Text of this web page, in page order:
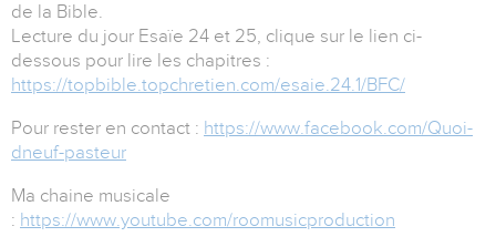
de la Bible.
Lecture du jour Esaïe 24 et 25, clique sur le lien ci-
dessous pour lire les chapitres :
https://topbible.topchretien.com/esaie.24.1/BFC/
Pour rester en contact : https://www.facebook.com/Quoi-
dneuf-pasteur
Ma chaine musicale
: https://www.youtube.com/roomusicproduction